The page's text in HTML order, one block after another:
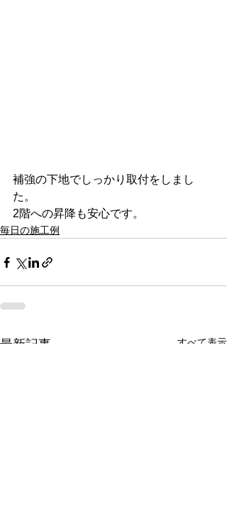
補強の下地でしっかり取付をしまし
た。
2階への昇降も安心です。
毎日の施工例
最新記事 すべて表示